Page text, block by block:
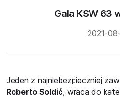
Gala KSW 63
2021-
Jeden z najniebezpieczniej
Roberto Soldić, wraca do